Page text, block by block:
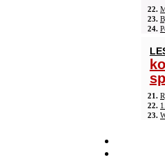
22.
23.
24.
21.
22.
23.